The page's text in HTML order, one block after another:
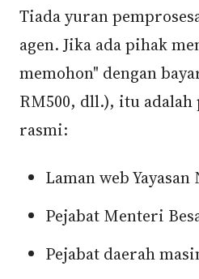
Tiada yuran
agen. Jika ada pihak
memohon" dengan
RM500, dll.), itu
rasmi:
Laman web
Pejabat Menteri
Pejabat daerah